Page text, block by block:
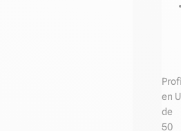
en U
de
50